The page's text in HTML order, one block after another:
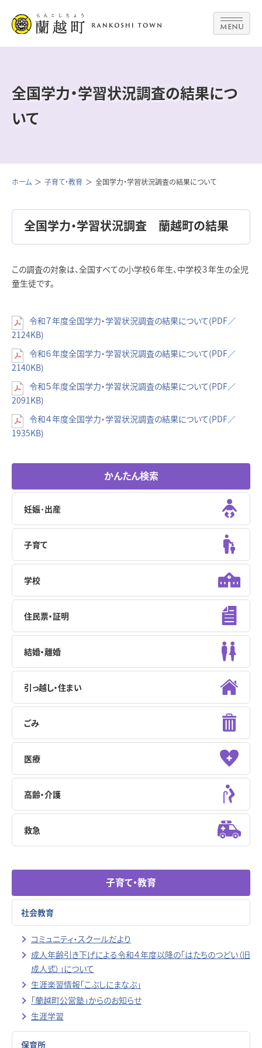
MENU
全国学力・学習状況調査の結果につ
いて
ホーム 子育て・教育 全国学力・学習状況調査の結果について
全国学力・学習状況調査 蘭越町の結果
この調査の対象は、全国すべての小学校６年生、中学校３年生の全児
童生徒です。
令和７年度全国学力・学習状況調査の結果について(PDF／
2124KB)
令和６年度全国学力・学習状況調査の結果について(PDF／
2140KB)
令和５年度全国学力・学習状況調査の結果について(PDF／
2091KB)
令和４年度全国学力・学習状況調査の結果について(PDF／
1935KB)
かんたん検索
妊娠･出産
子育て
学校
住民票・証明
結婚・離婚
引っ越し・住まい
ごみ
医療
高齢・介護
救急
子育て・教育
社会教育
コミュニティ・スクールだより
成人年齢引き下げによる令和４年度以降の「はたちのつどい（旧
成人式）」について
生涯楽習情報「こぶしにまなぶ」
「蘭越町公営塾」からのお知らせ
生涯学習
保育所